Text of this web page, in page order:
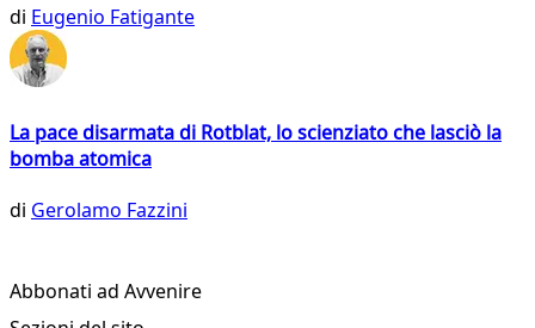
di Eugenio Fatigante
La pace disarmata di Rotblat, lo scienziato che lasciò la
bomba atomica
di Gerolamo Fazzini
Abbonati ad Avvenire